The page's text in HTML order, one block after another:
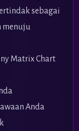
sebagai
menuju
Matrix Chart
Anda